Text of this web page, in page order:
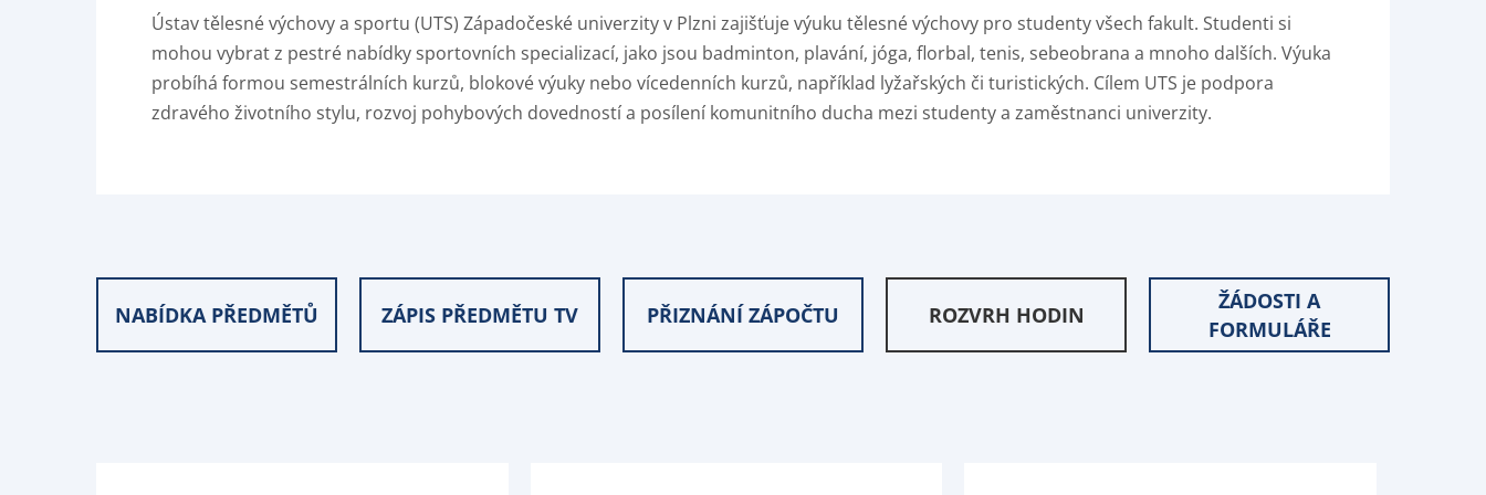
Ústav tělesné výchovy a sportu (UTS) Západočeské univerzity v Plzni zajišťuje výuku tělesné výchovy pro studenty všech fakult. Studenti si
mohou vybrat z pestré nabídky sportovních specializací, jako jsou badminton, plavání, jóga, florbal, tenis, sebeobrana a mnoho dalších. Výuka
probíhá formou semestrálních kurzů, blokové výuky nebo vícedenních kurzů, například lyžařských či turistických. Cílem UTS je podpora
zdravého životního stylu, rozvoj pohybových dovedností a posílení komunitního ducha mezi studenty a zaměstnanci univerzity.
NABÍDKA PŘEDMĚTŮ ZÁPIS PŘEDMĚTU TV PŘIZNÁNÍ ZÁPOČTU ROZVRH HODIN
ŽÁDOSTI A
FORMULÁŘE